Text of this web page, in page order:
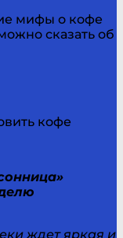
мифы о кофе
сказать об
кофе
ждет яркая и